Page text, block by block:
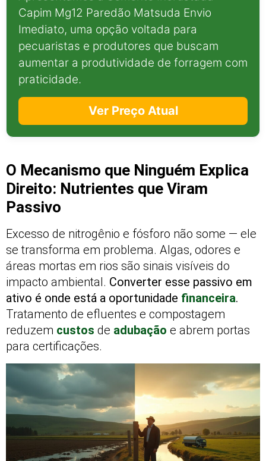
Capim Mg12 Paredão Matsuda Envio
Imediato, uma opção voltada para
pecuaristas e produtores que buscam
aumentar a produtividade de forragem com
praticidade.
Ver Preço Atual
O Mecanismo que Ninguém Explica
Direito: Nutrientes que Viram
Passivo
Excesso de nitrogênio e fósforo não some — ele
se transforma em problema. Algas, odores e
áreas mortas em rios são sinais visíveis do
impacto ambiental. Converter esse passivo em
ativo é onde está a oportunidade financeira.
Tratamento de efluentes e compostagem
reduzem custos de adubação e abrem portas
para certificações.